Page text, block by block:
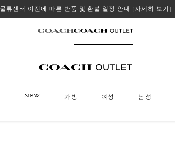
물류센터 이전에 따른 반품 및 환불 일정 안내 [자세히 보기]
NEW 가방 여성 남성